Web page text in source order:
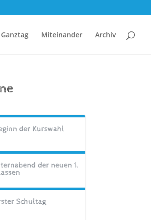
Ganztag Miteinander Archiv
der Kurswahl
der neuen 1.
Schultag